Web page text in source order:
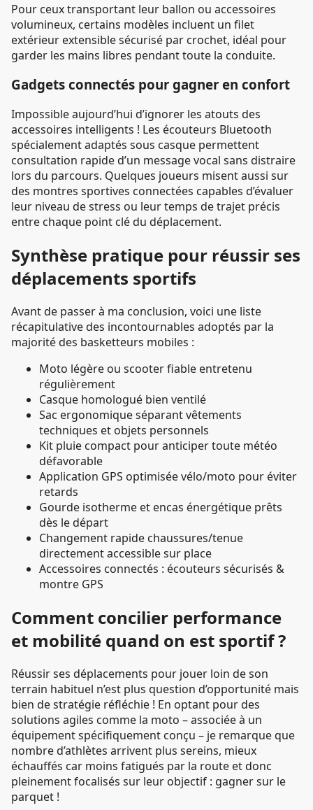
Pour ceux transportant leur ballon ou accessoires
volumineux, certains modèles incluent un filet
extérieur extensible sécurisé par crochet, idéal pour
garder les mains libres pendant toute la conduite.
Gadgets connectés pour gagner en confort
Impossible aujourd’hui d’ignorer les atouts des
accessoires intelligents ! Les écouteurs Bluetooth
spécialement adaptés sous casque permettent
consultation rapide d’un message vocal sans distraire
lors du parcours. Quelques joueurs misent aussi sur
des montres sportives connectées capables d’évaluer
leur niveau de stress ou leur temps de trajet précis
entre chaque point clé du déplacement.
Synthèse pratique pour réussir ses
déplacements sportifs
Avant de passer à ma conclusion, voici une liste
récapitulative des incontournables adoptés par la
majorité des basketteurs mobiles :
Moto légère ou scooter fiable entretenu
régulièrement
Casque homologué bien ventilé
Sac ergonomique séparant vêtements
techniques et objets personnels
Kit pluie compact pour anticiper toute météo
défavorable
Application GPS optimisée vélo/moto pour éviter
retards
Gourde isotherme et encas énergétique prêts
dès le départ
Changement rapide chaussures/tenue
directement accessible sur place
Accessoires connectés : écouteurs sécurisés &
montre GPS
Comment concilier performance
et mobilité quand on est sportif ?
Réussir ses déplacements pour jouer loin de son
terrain habituel n’est plus question d’opportunité mais
bien de stratégie réfléchie ! En optant pour des
solutions agiles comme la moto – associée à un
équipement spécifiquement conçu – je remarque que
nombre d’athlètes arrivent plus sereins, mieux
échauffés car moins fatigués par la route et donc
pleinement focalisés sur leur objectif : gagner sur le
parquet !